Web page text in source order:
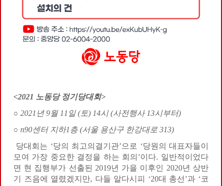
<2021 노동당 정기당대회>
○ 2021 년9월 11 일(토) 14시(사전행사 13시부터)
○ n90센터 지하1 층 (서울 용산구 한강대로 313)
당대회는 ‘당의 최고의결기관’으로 ‘당원의 대표자들이
모여 가장 중요한 결정을 하는 회의’이다. 일반적이었다
면 현 집행부가 선출된 2019년 가을 이후인 2020년 상반
기 즈음에 열렸겠지만, 다들 알다시피 ‘20대 총선’과 ‘코